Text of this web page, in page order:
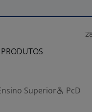
Superior
PcD